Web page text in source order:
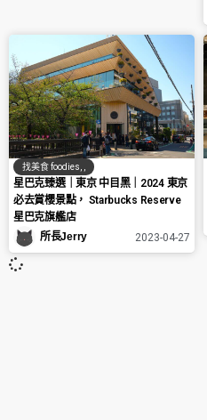
找美食 foodies
星巴克臻選｜東京 中目黑｜2024 東京
必去賞櫻景點， Starbucks Reserve
星巴克旗艦店
所長Jerry
2023-04-27